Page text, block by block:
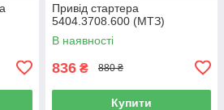
Привід стартера
5404.3708.600 (МТЗ)
В наявності
836 ₴ 880 ₴
Купити